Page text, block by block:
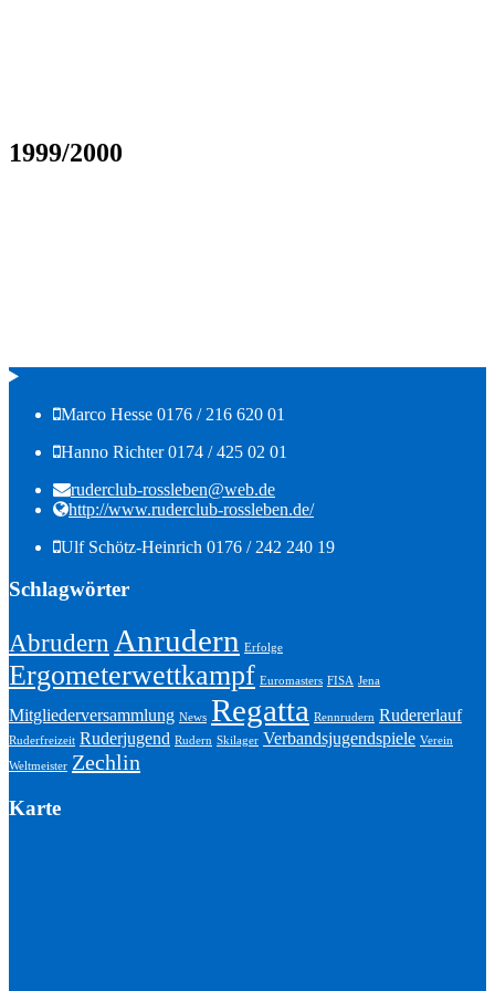
1999/2000
Marco Hesse 0176 / 216 620 01
Hanno Richter 0174 / 425 02 01
ruderclub-rossleben@web.de
http://www.ruderclub-rossleben.de/
Ulf Schötz-Heinrich 0176 / 242 240 19
Schlagwörter
Abrudern Anrudern Erfolge
Ergometerwettkampf Euromasters FISA Jena
Mitgliederversammlung News Regatta Rennrudern Rudererlauf
Ruderfreizeit Ruderjugend Rudern Skilager Verbandsjugendspiele Verein
Weltmeister Zechlin
Karte